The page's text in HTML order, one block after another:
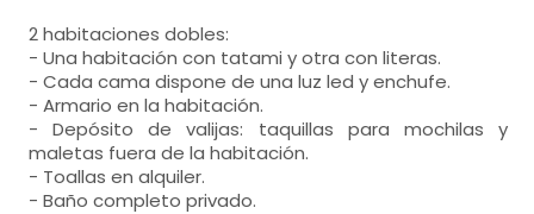
2 habitaciones dobles:
- Una habitación con tatami y otra con literas.
- Cada cama dispone de una luz led y enchufe.
- Armario en la habitación.
- Depósito de valijas: taquillas para mochilas y
maletas fuera de la habitación.
- Toallas en alquiler.
- Baño completo privado.